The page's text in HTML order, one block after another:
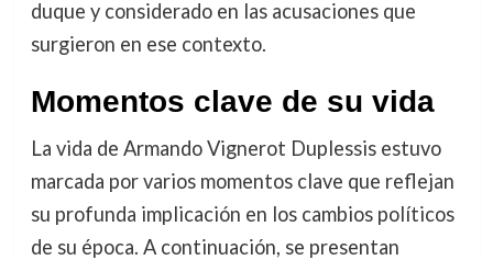
duque y considerado en las acusaciones que
surgieron en ese contexto.
Momentos clave de su vida
La vida de Armando Vignerot Duplessis estuvo
marcada por varios momentos clave que reflejan
su profunda implicación en los cambios políticos
de su época. A continuación, se presentan